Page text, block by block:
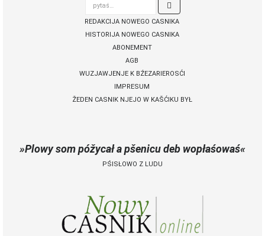
Plowy som póžycał a pšenicu deb wopłaśowaś
PŚISŁOWO Z LUDU

REDAKCIJA NOWEGO CASNIKA
HISTORIJA NOWEGO CASNIKA
ABONEMENT
AGB
WUZJAWJENJE K BŹEZARIEROSĆI
IMPRESUM
ŽEDEN CASNIK NJEJO W KAŠĆIKU BYŁ